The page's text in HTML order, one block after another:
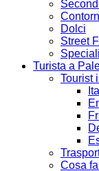
Dolci
Street
Turista a
Tourist
Cosa